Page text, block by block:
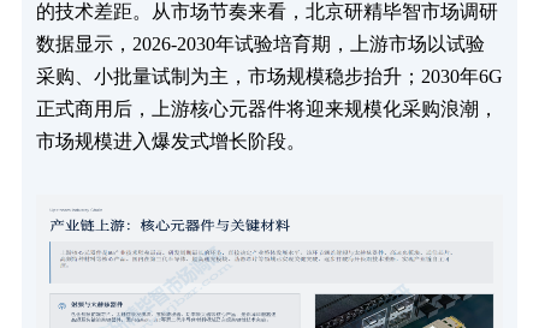
的技术差距。从市场节奏来看，北京研精毕智市场调研
数据显示，2026-2030年试验培育期，上游市场以试验
采购、小批量试制为主，市场规模稳步抬升；2030年6G
正式商用后，上游核心元器件将迎来规模化采购浪潮，
市场规模进入爆发式增长阶段。